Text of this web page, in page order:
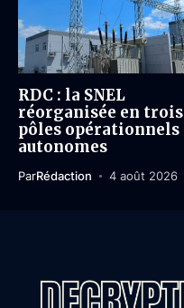
RDC : la SNEL
réorganisée en trois
pôles opérationnels
autonomes
ParRédaction 4 août 2026